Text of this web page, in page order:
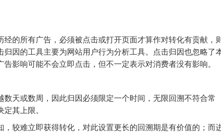
的所有广告，必须被点击或打开页面才算作对转化有贡献，
因的工具主要为网站用户行为分析工具。点击归因也忽略了
影响可能不会立即点击，但不一定表示对消费者没有影响。
天或数周，因此归因必须限定一个时间，无限回溯不符合常
其上限。
较难立即获得转化，对此设置更长的回溯期是有价值的；而